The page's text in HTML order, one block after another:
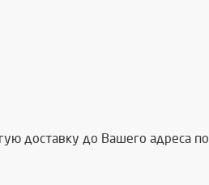
доставку до Вашего адреса по